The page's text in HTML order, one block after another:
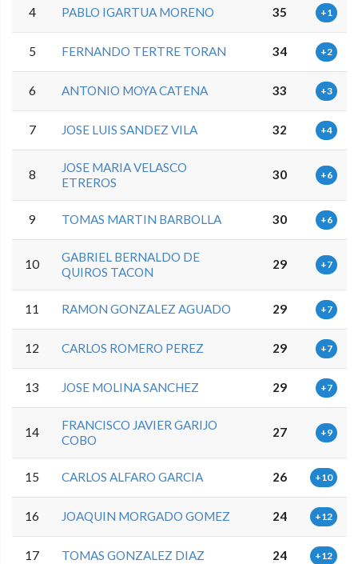
4 PABLO IGARTUA MORENO 35 +1
5 FERNANDO TERTRE TORAN 34 +2
6 ANTONIO MOYA CATENA 33 +3
7 JOSE LUIS SANDEZ VILA 32 +4
8
JOSE MARIA VELASCO
ETREROS
30 +6
9 TOMAS MARTIN BARBOLLA 30 +6
10
GABRIEL BERNALDO DE
QUIROS TACON
29 +7
11 RAMON GONZALEZ AGUADO 29 +7
12 CARLOS ROMERO PEREZ 29 +7
13 JOSE MOLINA SANCHEZ 29 +7
14
FRANCISCO JAVIER GARIJO
COBO
27 +9
15 CARLOS ALFARO GARCIA 26 +10
16 JOAQUIN MORGADO GOMEZ 24 +12
17 TOMAS GONZALEZ DIAZ 24 +12